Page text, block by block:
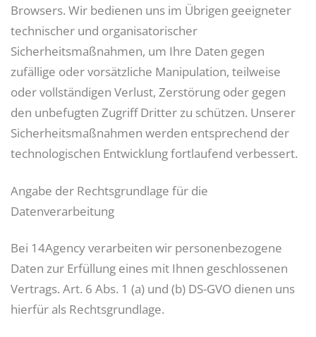
Browsers. Wir bedienen uns im Übrigen geeigneter
technischer und organisatorischer
Sicherheitsmaßnahmen, um Ihre Daten gegen
zufällige oder vorsätzliche Manipulation, teilweise
oder vollständigen Verlust, Zerstörung oder gegen
den unbefugten Zugriff Dritter zu schützen. Unserer
Sicherheitsmaßnahmen werden entsprechend der
technologischen Entwicklung fortlaufend verbessert.
Angabe der Rechtsgrundlage für die
Datenverarbeitung
Bei 14Agency verarbeiten wir personenbezogene
Daten zur Erfüllung eines mit Ihnen geschlossenen
Vertrags. Art. 6 Abs. 1 (a) und (b) DS-GVO dienen uns
hierfür als Rechtsgrundlage.